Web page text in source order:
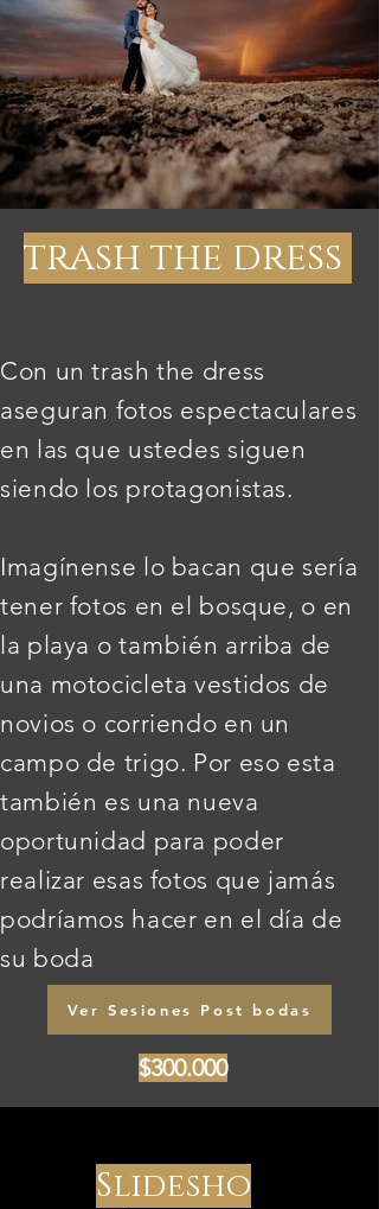
trash the dress
Con un trash the dress
aseguran fotos espectaculares
en las que ustedes siguen
siendo los protagonistas.
Imagínense lo bacan que sería
tener fotos en el bosque, o en
la playa o también arriba de
una motocicleta vestidos de
novios o corriendo en un
campo de trigo. Por eso esta
también es una nueva
oportunidad para poder
realizar esas fotos que jamás
podríamos hacer en el día de
su boda
Ver Sesiones Post bodas
$300.000
Slidesho